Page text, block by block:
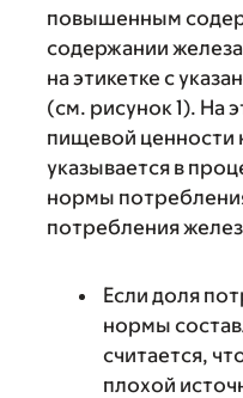
повышенным
содержании
на этикетке с
(см. рисунок 1). На
пищевой ценности
указывается в
нормы
потребления
Если доля
нормы
считается,
плохой